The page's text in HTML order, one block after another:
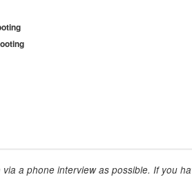
a phone interview as possible. If you